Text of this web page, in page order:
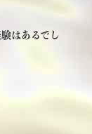
はあるでし